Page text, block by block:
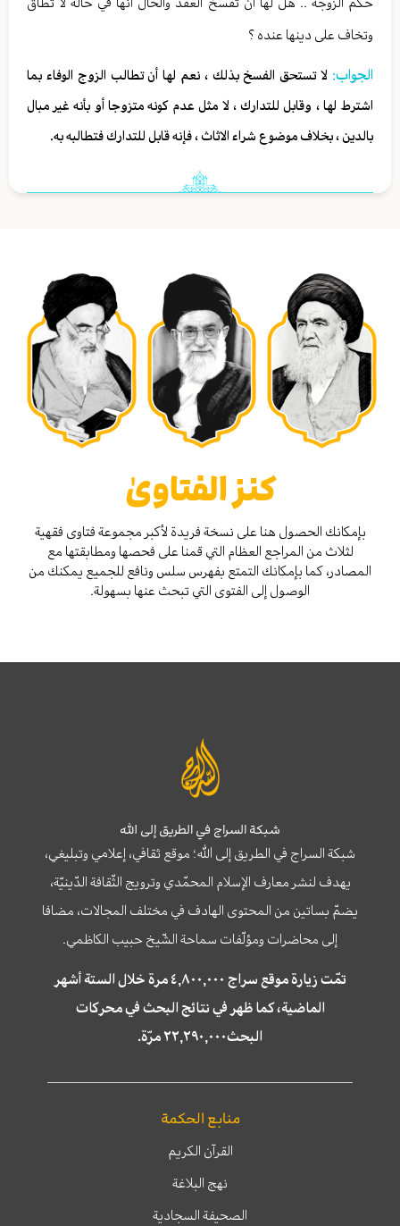
وتخاف على دينها عنده ؟
الجواب: لا تستحق الفسخ بذلك ، نعم لها أن تطالب الزوج الوفاء بما
اشترط لها ، وقابل للتدارك ، لا مثل عدم كونه متزوجا أو بأنه غير مبال
بالدين ، بخلاف موضوع شراء الاثاث ، فإنه قابل للتدارك فتطالبه به.
كنز الفتاوىٰ
بإمكانك الحصول هنا على نسخة فريدة لأكبر مجموعة فتاوى فقهية
لثلاث من المراجع العظام التي قمنا على فحصها ومطابقتها مع
المصادر، كما بإمكانك التمتع بفهرس سلس ونافع للجميع يمكنك من
الوصول إلى الفتوى التي تبحث عنها بسهولة.
شبكة السراج في الطريق إلى الله
شبكة السراج في الطريق إلى الله؛ موقع ثقافي، إعلامي وتبليغي،
يهدف لنشر معارف الإسلام المحمّدي وترويج الثّقافة الدّينيّة،
يضمّ بساتين من المحتوى الهادف في مختلف المجالات، مضافا
إلى محاضرات ومؤلّفات سماحة الشّيخ حبيب الكاظمي.
تمّت زيارة موقع سراج ٤,٨٠٠,٠٠٠ مرة خلال الستة أشهر
الماضية، كما ظهر في نتائج البحث في محركات
البحث٢٢,٢٩٠,٠٠٠ مرّة.
منابع الحكمة
القرآن الكريم
نهج البلاغة
الصحيفة السجادية